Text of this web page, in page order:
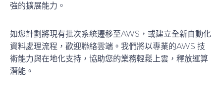
強的擴展能力。
如您計劃將現有批次系統遷移至AWS，或建立全新自動化
資料處理流程，歡迎聯絡雲端。我們將以專業的AWS 技
術能力與在地化支持，協助您的業務輕鬆上雲，釋放運算
潛能。